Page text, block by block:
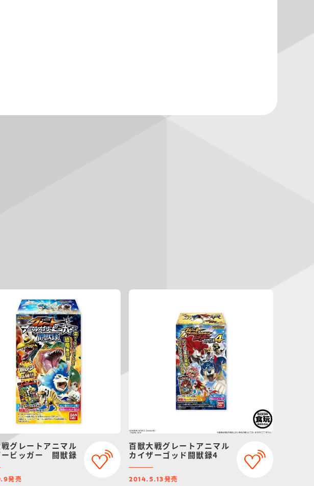
グレートアニマル
ービッガー 闘獣録
発売
百獣大戦グレートアニマル
カイザーゴッド闘獣録4
2014.5.13 発売